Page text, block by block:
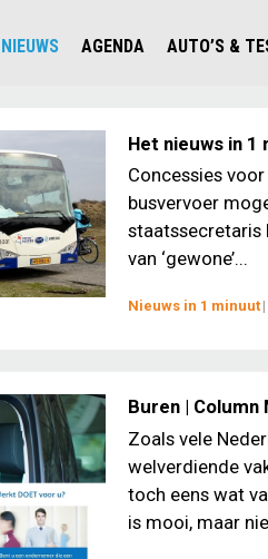
NIEUWS
CIJFERS EN STATISTIEKEN EV'S IN
AANMELDEN NIEUWSBRIEF
AGENDA
AUTO’S &
JOUW
Het nieuws in
Concessies
busvervoer
staatssecretaris
van ‘gewone’...
Nieuws in 1 minuut |
Buren | Column
Zoals vele
welverdiende
toch eens wat
is mooi, maar